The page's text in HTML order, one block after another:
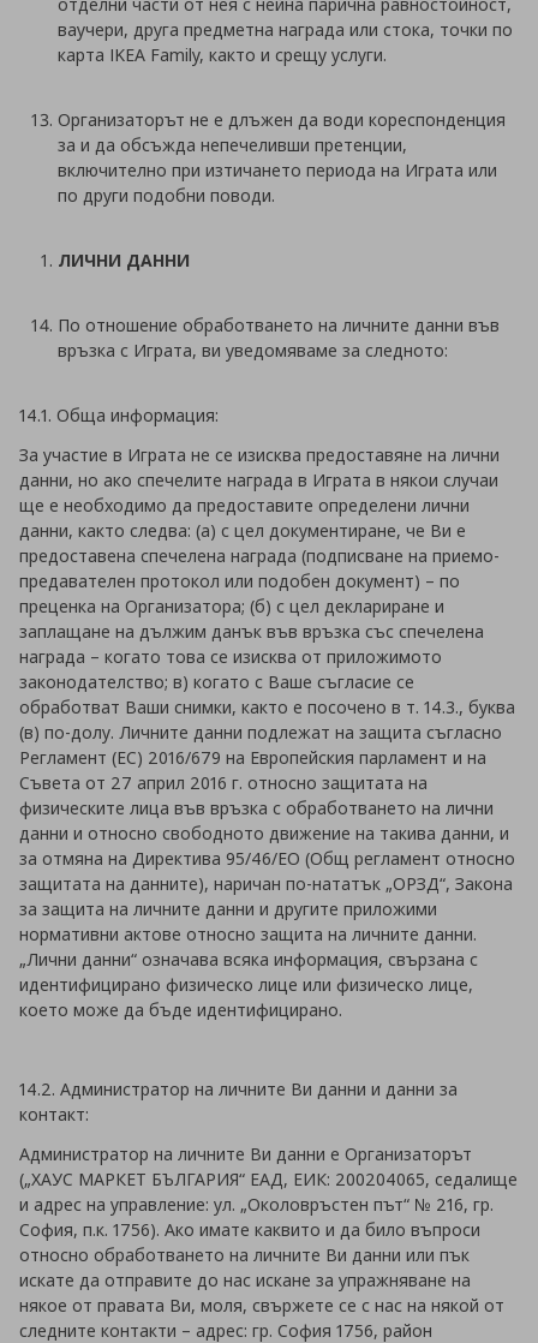
ваучери, друга предметна награда или стока, точки по
карта IKEA Family, както и срещу услуги.
Организаторът не е длъжен да води кореспонденция
за и да обсъжда непечеливши претенции,
включително при изтичането периода на Играта или
по други подобни поводи.
ЛИЧНИ ДАННИ
По отношение обработването на личните данни във
връзка с Играта, ви уведомяваме за следното:
14.1. Обща информация:
За участие в Играта не се изисква предоставяне на лични
данни, но ако спечелите награда в Играта в някои случаи
ще е необходимо да предоставите определени лични
данни, както следва: (а) с цел документиране, че Ви е
предоставена спечелена награда (подписване на приемо-
предавателен протокол или подобен документ) – по
преценка на Организатора; (б) с цел деклариране и
заплащане на дължим данък във връзка със спечелена
награда – когато това се изисква от приложимото
законодателство; в) когато с Ваше съгласие се
обработват Ваши снимки, както е посочено в т. 14.3., буква
(в) по-долу. Личните данни подлежат на защита съгласно
Регламент (ЕС) 2016/679 на Европейския парламент и на
Съвета от 27 април 2016 г. относно защитата на
физическите лица във връзка с обработването на лични
данни и относно свободното движение на такива данни, и
за отмяна на Директива 95/46/EО (Общ регламент относно
защитата на данните), наричан по-нататък „ОРЗД“, Закона
за защита на личните данни и другите приложими
нормативни актове относно защита на личните данни.
„Лични данни“ означава всяка информация, свързана с
идентифицирано физическо лице или физическо лице,
което може да бъде идентифицирано.
14.2. Администратор на личните Ви данни и данни за
контакт:
Администратор на личните Ви данни е Организаторът
(„ХАУС МАРКЕТ БЪЛГАРИЯ“ ЕАД, ЕИК: 200204065, седалище
и адрес на управление: ул. „Околовръстен път“ № 216, гр.
София, п.к. 1756). Ако имате каквито и да било въпроси
относно обработването на личните Ви данни или пък
искате да отправите до нас искане за упражняване на
някое от правата Ви, моля, свържете се с нас на някой от
следните контакти – адрес: гр. София 1756, район